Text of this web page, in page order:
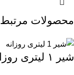
محصولات مرتبط
شیر ۱ لیتری روزانه